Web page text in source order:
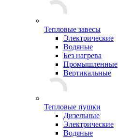
Тепловые завесы
Электрические
Водяные
Без нагрева
Промышленные
Вертикальные
Тепловые пушки
Дизельные
Электрические
Водяные